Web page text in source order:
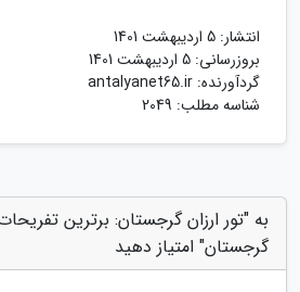
انتشار: 5 اردیبهشت 1401
بروزرسانی: 5 اردیبهشت 1401
گردآورنده: antalyanet65.ir
شناسه مطلب: 2049
به "تور ارزان گرجستان: برترین
گرجستان" امتیاز دهید